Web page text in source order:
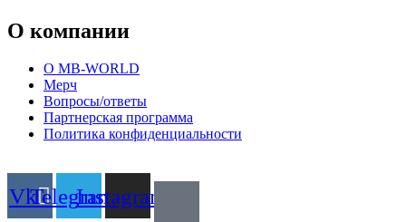
О компании
О MB-WORLD
Мерч
Вопросы/ответы
Партнерская программа
Политика конфиденциальности
VkTelegramInstagram